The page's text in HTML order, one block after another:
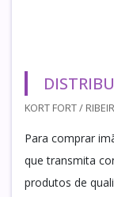
KORT FORT /
Para comprar
que transmita
produtos de